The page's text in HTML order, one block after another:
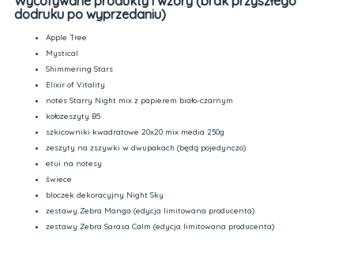
dodruku po wyprzedaniu)
Apple Tree
Mystical
Shimmering Stars
Elixir of Vitality
notes Starry Night mix z papierem biało-czarnym
kołozeszyty B5
szkicowniki kwadratowe 20x20 mix media 250g
zeszyty na zszywki w dwupakach (będą pojedynczo)
etui na notesy
świece
bloczek dekoracyjny Night Sky
zestawy Zebra Manga (edycja limitowana producenta)
zestawy Zebra Sarasa Calm (edycja limitowana producenta)